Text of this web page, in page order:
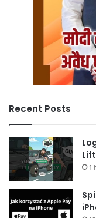
Recent Posts
1